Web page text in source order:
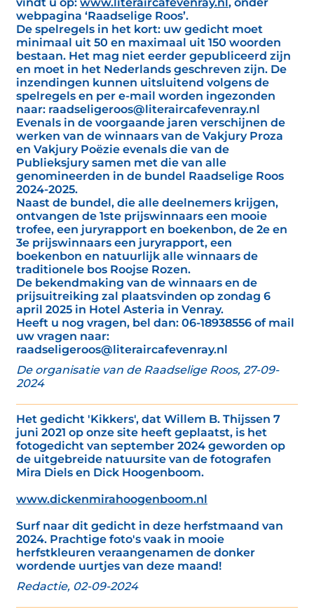
webpagina ‘Raadselige Roos’.
De spelregels in het kort: uw gedicht moet
minimaal uit 50 en maximaal uit 150 woorden
bestaan. Het mag niet eerder gepubliceerd zijn
en moet in het Nederlands geschreven zijn. De
inzendingen kunnen uitsluitend volgens de
spelregels en per e-mail worden ingezonden
naar: raadseligeroos@literaircafevenray.nl
Evenals in de voorgaande jaren verschijnen de
werken van de winnaars van de Vakjury Proza
en Vakjury Poëzie evenals die van de
Publieksjury samen met die van alle
genomineerden in de bundel Raadselige Roos
2024-2025.
Naast de bundel, die alle deelnemers krijgen,
ontvangen de 1ste prijswinnaars een mooie
trofee, een juryrapport en boekenbon, de 2e en
3e prijswinnaars een juryrapport, een
boekenbon en natuurlijk alle winnaars de
traditionele bos Roojse Rozen.
De bekendmaking van de winnaars en de
prijsuitreiking zal plaatsvinden op zondag 6
april 2025 in Hotel Asteria in Venray.
Heeft u nog vragen, bel dan: 06-18938556 of mail
uw vragen naar:
raadseligeroos@literaircafevenray.nl
De organisatie van de Raadselige Roos, 27-09-
2024
Het gedicht 'Kikkers', dat Willem B. Thijssen 7
juni 2021 op onze site heeft geplaatst, is het
fotogedicht van september 2024 geworden op
de uitgebreide natuursite van de fotografen
Mira Diels en Dick Hoogenboom.
www.dickenmirahoogenboom.nl
Surf naar dit gedicht in deze herfstmaand van
2024. Prachtige foto's vaak in mooie
herfstkleuren veraangenamen de donker
wordende uurtjes van deze maand!
Redactie, 02-09-2024